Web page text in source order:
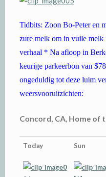
Tidbits: Zoon Bo-Peter en
zure melk om in vuile melk
verhaal * Na afloop in
keurige parkeerbon van
ongeduldig tot deze luim
weersvooruitzichten:
Concord, CA, Home of
Today Sun